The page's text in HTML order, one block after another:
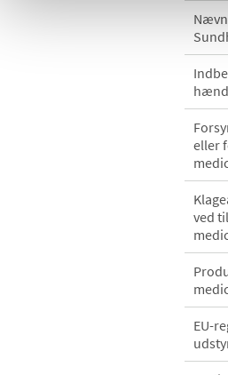
eller
ved
EU-